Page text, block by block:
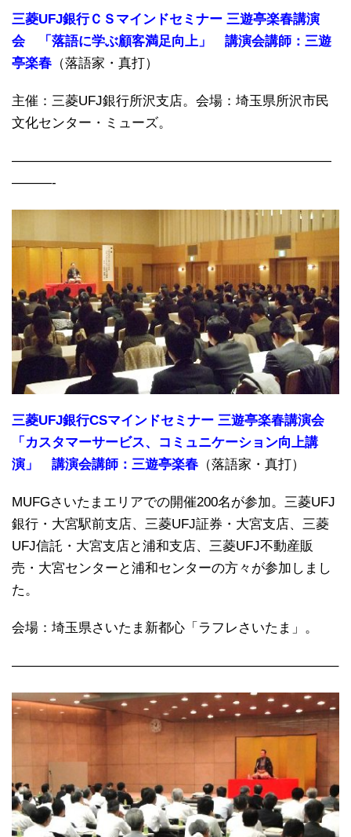
三菱UFJ銀行ＣＳマインドセミナー 三遊亭楽春講演
会 「落語に学ぶ顧客満足向上」 講演会講師：三遊
亭楽春 （落語家・真打）
主催：三菱UFJ銀行所沢支店。会場：埼玉県所沢市民
文化センター・ミューズ。
————————————————————————
———-
三菱UFJ銀行CSマインドセミナー 三遊亭楽春講演会
「カスタマーサービス、コミュニケーション向上講
演」 講演会講師：三遊亭楽春 （落語家・真打）
MUFGさいたまエリアでの開催200名が参加。三菱UFJ
銀行・大宮駅前支店、三菱UFJ証券・大宮支店、三菱
UFJ信託・大宮支店と浦和支店、三菱UFJ不動産販
売・大宮センターと浦和センターの方々が参加しまし
た。
会場：埼玉県さいたま新都心「ラフレさいたま」。
————————————————————————–